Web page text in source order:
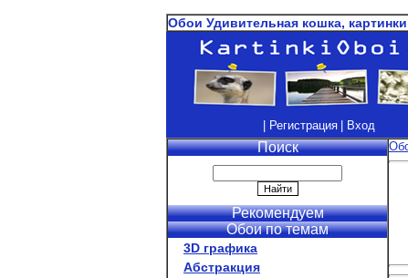
Обои Удивительная кошка,
| Регистрация | Вход
Поиск
Рекомендуем
Обои по темам
3D графика
Абстракция